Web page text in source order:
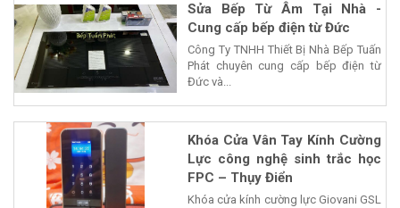
Sửa Bếp Từ Âm Tại Nhà -
Cung cấp bếp điện từ Đức
Công Ty TNHH Thiết Bị Nhà Bếp Tuấn
Phát chuyên cung cấp bếp điện từ
Đức và...
Khóa Cửa Vân Tay Kính Cường
Lực công nghệ sinh trắc học
FPC – Thụy Điển
Khóa cửa kính cường lực Giovani GSL